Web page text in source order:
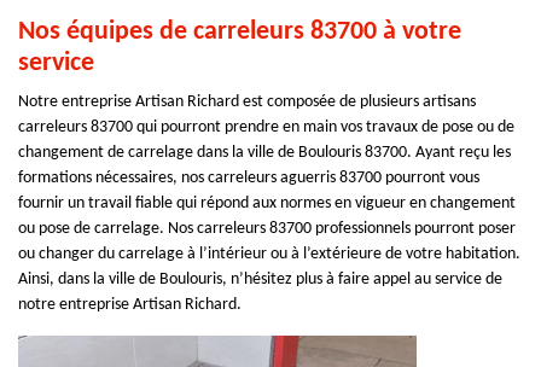
Nos équipes de carreleurs 83700 à votre
service
Notre entreprise Artisan Richard est composée de plusieurs artisans
carreleurs 83700 qui pourront prendre en main vos travaux de pose ou de
changement de carrelage dans la ville de Boulouris 83700. Ayant reçu les
formations nécessaires, nos carreleurs aguerris 83700 pourront vous
fournir un travail fiable qui répond aux normes en vigueur en changement
ou pose de carrelage. Nos carreleurs 83700 professionnels pourront poser
ou changer du carrelage à l’intérieur ou à l’extérieure de votre habitation.
Ainsi, dans la ville de Boulouris, n’hésitez plus à faire appel au service de
notre entreprise Artisan Richard.